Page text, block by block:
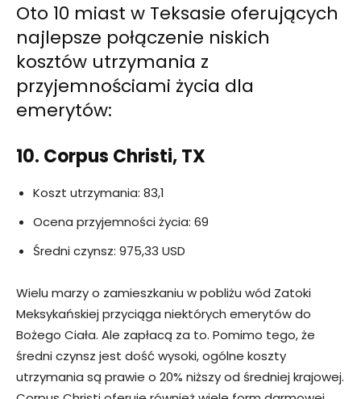
Oto 10 miast w Teksasie oferujących
najlepsze połączenie niskich
kosztów utrzymania z
przyjemnościami życia dla
emerytów:
10. Corpus Christi, TX
Koszt utrzymania: 83,1
Ocena przyjemności życia: 69
Średni czynsz: 975,33 USD
Wielu marzy o zamieszkaniu w pobliżu wód Zatoki
Meksykańskiej przyciąga niektórych emerytów do
Bożego Ciała. Ale zapłacą za to. Pomimo tego, że
średni czynsz jest dość wysoki, ogólne koszty
utrzymania są prawie o 20% niższy od średniej krajowej.